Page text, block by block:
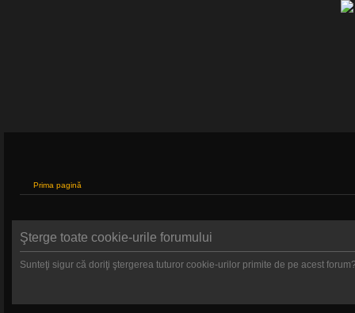
Prima pagină
Şterge toate cookie-urile forumului
Sunteţi sigur că doriţi ştergerea tuturor cookie-urilor primite de pe acest